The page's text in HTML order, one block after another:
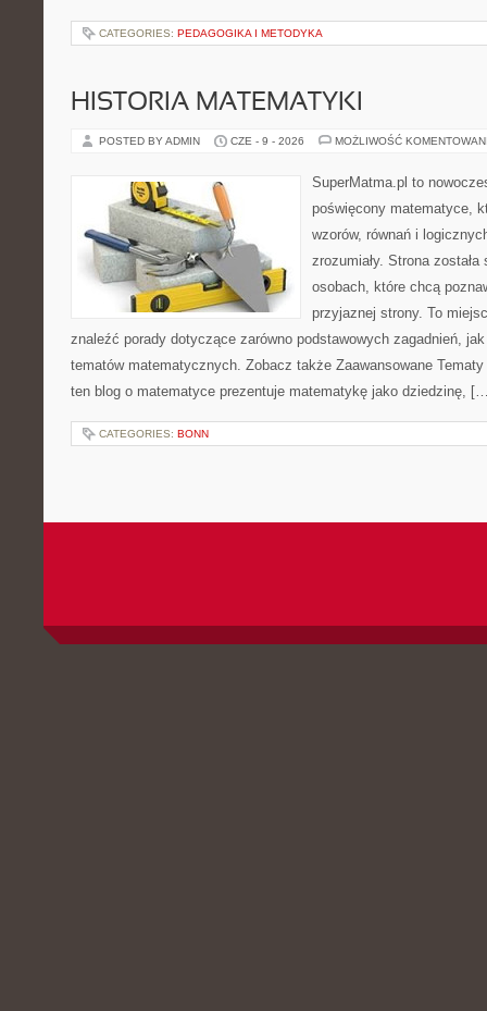
CATEGORIES: PEDAGOGIKA I METODYKA
HISTORIA MATEMATYKI
POSTED BY ADMIN CZE - 9 - 2026 MOŻLIWOŚĆ
SuperMatma.pl to
poświęcony matematyce,
wzorów, równań i
zrozumiały. Strona
osobach, które chcą
przyjaznej strony. To
znaleźć porady dotyczące zarówno podstawowych zagadnień,
tematów matematycznych. Zobacz także Zaawansowane
ten blog o matematyce prezentuje matematykę jako dziedzinę,
CATEGORIES: BONN